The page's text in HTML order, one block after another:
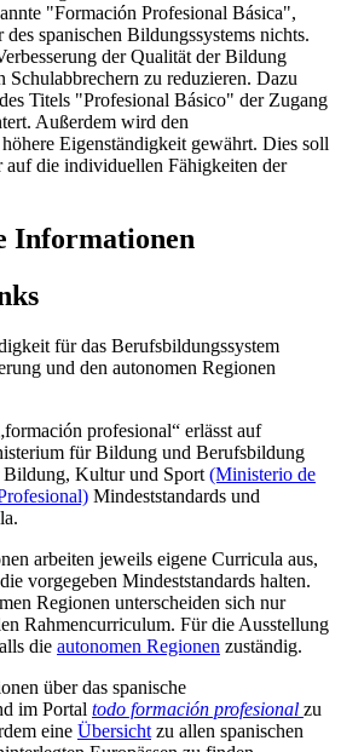
"Formación Profesional Básica",
spanischen Bildungssystems nichts.
der Qualität der Bildung
Schulabbrechern zu reduzieren. Dazu
Titels "Profesional Básico" der Zugang
Außerdem wird den
Eigenständigkeit gewährt. Dies soll
auf die individuellen Fähigkeiten der
Informationen
für das Berufsbildungssystem
und den autonomen Regionen
profesional“ erlässt auf
für Bildung und Berufsbildung
Kultur und Sport(Ministerio de
Mindeststandards und
arbeiten jeweils eigene Curricula aus,
vorgegeben Mindeststandards halten.
Regionen unterscheiden sich nur
Rahmencurriculum. Für die Ausstellung
die autonomen Regionen zuständig.
über das spanische
im Portal todo formación profesional zu
eine Übersichtzu allen spanischen